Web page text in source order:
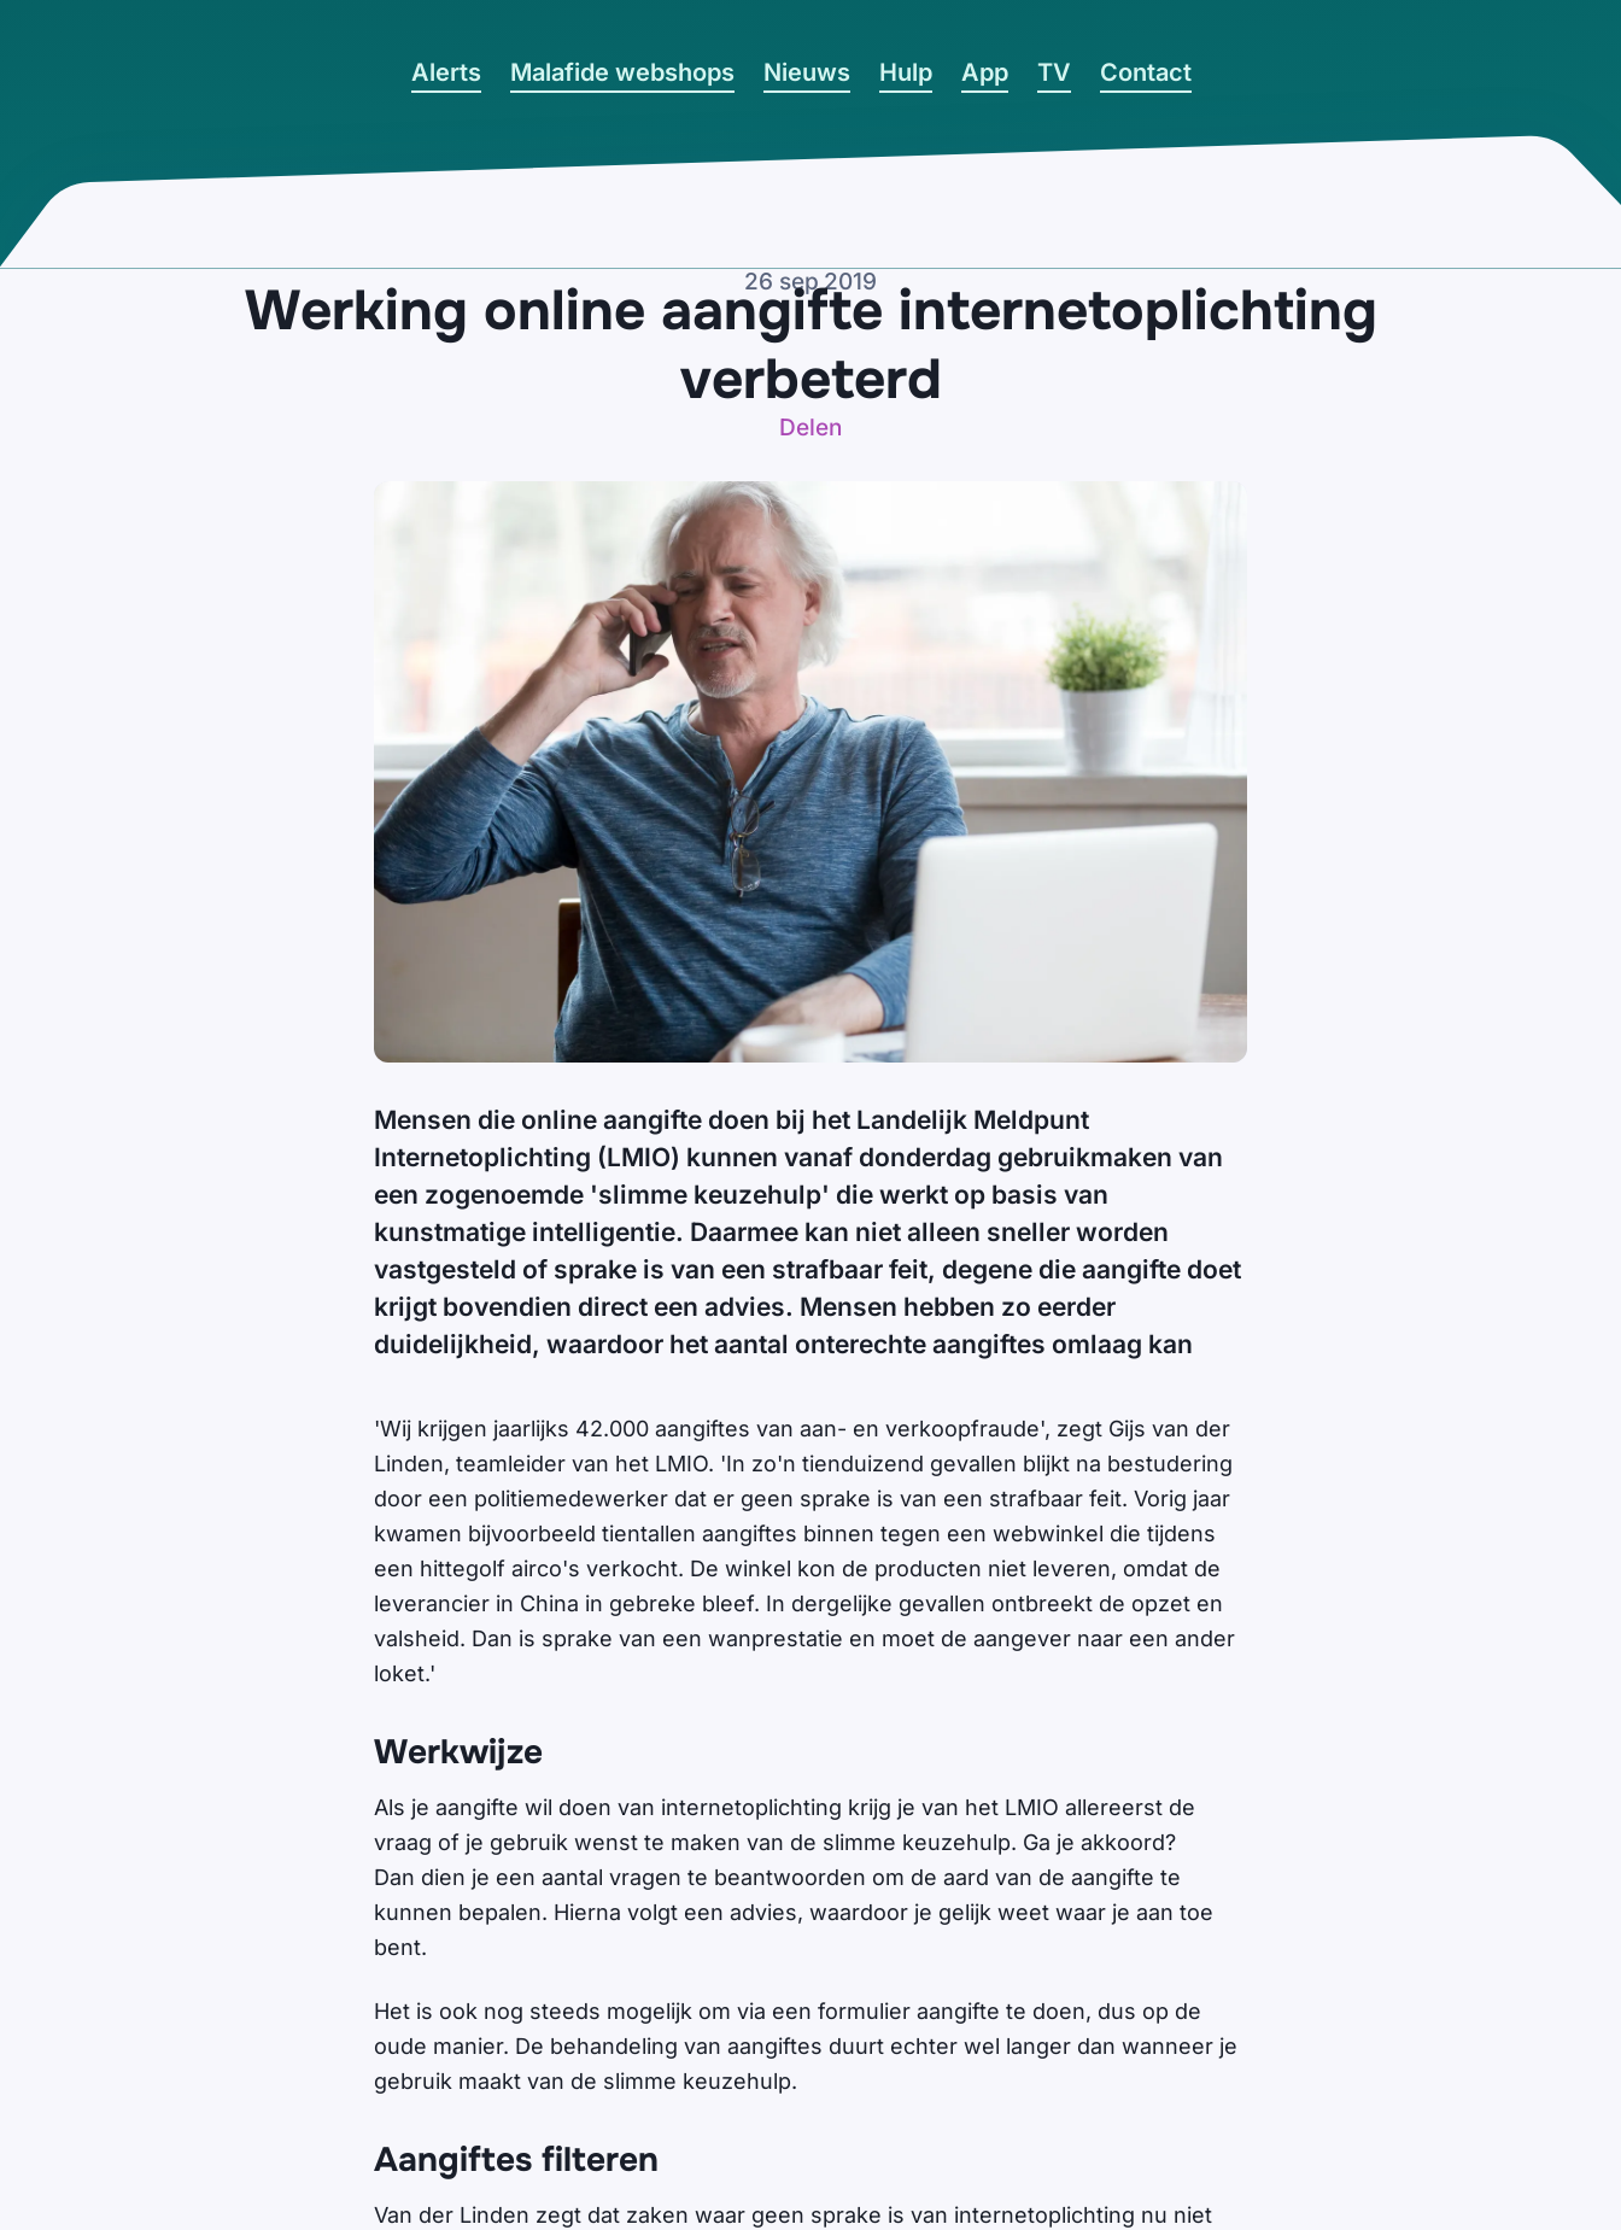
Alerts Malafide webshops Nieuws Hulp App TV Contact
26 sep 2019
Werking online aangifte internetoplichting
verbeterd
Delen
Mensen die online aangifte doen bij het Landelijk Meldpunt
Internetoplichting (LMIO) kunnen vanaf donderdag gebruikmaken van
een zogenoemde 'slimme keuzehulp' die werkt op basis van
kunstmatige intelligentie. Daarmee kan niet alleen sneller worden
vastgesteld of sprake is van een strafbaar feit, degene die aangifte doet
krijgt bovendien direct een advies. Mensen hebben zo eerder
duidelijkheid, waardoor het aantal onterechte aangiftes omlaag kan
'Wij krijgen jaarlijks 42.000 aangiftes van aan- en verkoopfraude', zegt Gijs van der
Linden, teamleider van het LMIO. 'In zo'n tienduizend gevallen blijkt na bestudering
door een politiemedewerker dat er geen sprake is van een strafbaar feit. Vorig jaar
kwamen bijvoorbeeld tientallen aangiftes binnen tegen een webwinkel die tijdens
een hittegolf airco's verkocht. De winkel kon de producten niet leveren, omdat de
leverancier in China in gebreke bleef. In dergelijke gevallen ontbreekt de opzet en
valsheid. Dan is sprake van een wanprestatie en moet de aangever naar een ander
loket.'
Werkwijze
Als je aangifte wil doen van internetoplichting krijg je van het LMIO allereerst de
vraag of je gebruik wenst te maken van de slimme keuzehulp. Ga je akkoord?
Dan dien je een aantal vragen te beantwoorden om de aard van de aangifte te
kunnen bepalen. Hierna volgt een advies, waardoor je gelijk weet waar je aan toe
bent.
Het is ook nog steeds mogelijk om via een formulier aangifte te doen, dus op de
oude manier. De behandeling van aangiftes duurt echter wel langer dan wanneer je
gebruik maakt van de slimme keuzehulp.
Aangiftes filteren
Van der Linden zegt dat zaken waar geen sprake is van internetoplichting nu niet